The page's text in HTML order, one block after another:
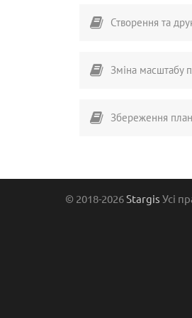
Створення та
Зміна масштабу
Збереження
© 2018-2026Stargis Усі